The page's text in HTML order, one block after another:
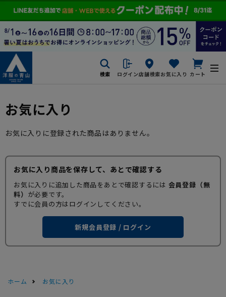
検索 ログイン店舗検索お気に入り カート
お気に入り
お気に入りに登録された商品はありません。
お気に入り商品を保存して、あとで確認する
お気に入りに追加した商品をあとで確認するには 会員登録（無
料） が必要です。
すでに会員の方はログインしてください。
新規会員登録 / ログイン
ホーム お気に入り